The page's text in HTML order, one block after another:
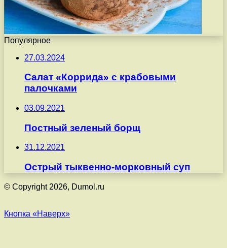
Популярное
27.03.2024
Салат «Коррида» с крабовыми
палочками
03.09.2021
Постный зеленый борщ
31.12.2021
Острый тыквенно-морковный суп
© Copyright 2026, Dumol.ru
Кнопка «Наверх»